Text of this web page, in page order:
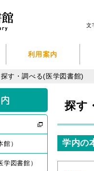
文
利用案内
探す・調べる(医学図書館)
探す
学内の
）
学図書館）